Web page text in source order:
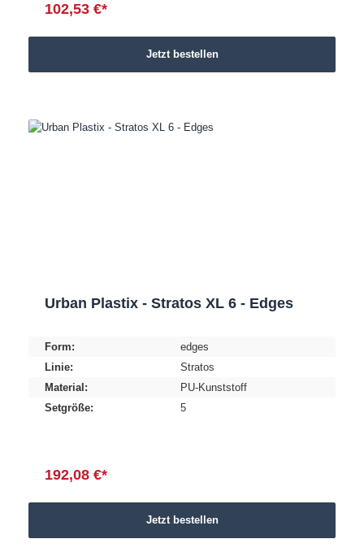
102,53 €*
Jetzt bestellen
Urban Plastix - Stratos XL 6 - Edges
Form:
edges
Linie:
Stratos
Material:
PU-Kunststoff
Setgröße:
5
192,08 €*
Jetzt bestellen